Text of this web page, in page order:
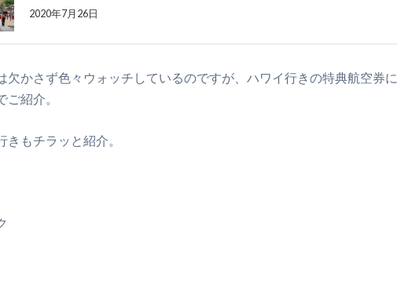
2020年7月26日
欠かさず色々ウォッチしているのですが、ハワイ行きの特典航空券に
紹介。
もチラッと紹介。